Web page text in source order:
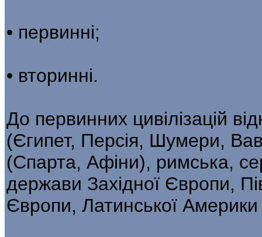
• первинні;
• вторинні.
До первинних цивілізацій
(Єгипет, Персія, Шумери,
(Спарта, Афіни), римська,
держави Західної Європи,
Європи, Латинської Америки